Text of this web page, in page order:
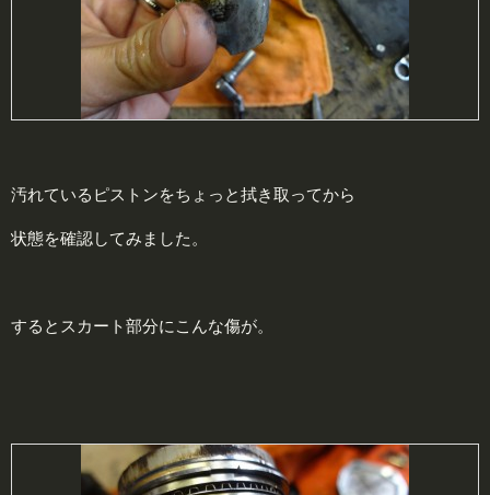
汚れているピストンをちょっと拭き取ってから
状態を確認してみました。
するとスカート部分にこんな傷が。